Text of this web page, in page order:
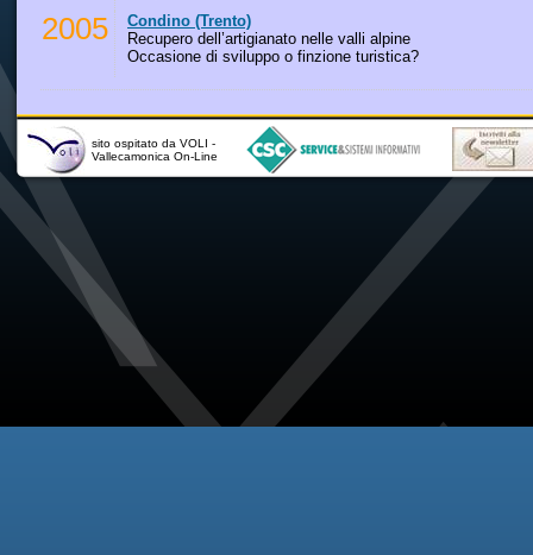
2005
Condino (Trento)
Recupero dell’artigianato nelle valli alpine
Occasione di sviluppo o finzione turistica?
sito ospitato da VOLI -
Vallecamonica On-Line